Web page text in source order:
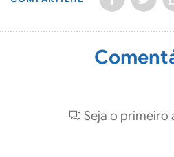
Seja o primeiro